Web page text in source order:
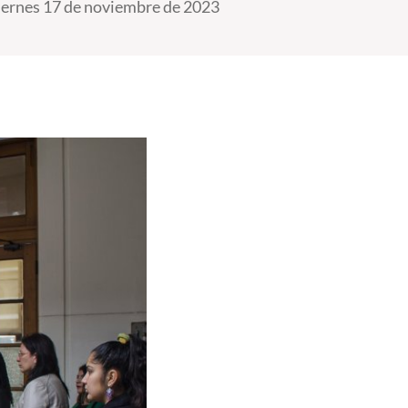
17 de noviembre de 2023